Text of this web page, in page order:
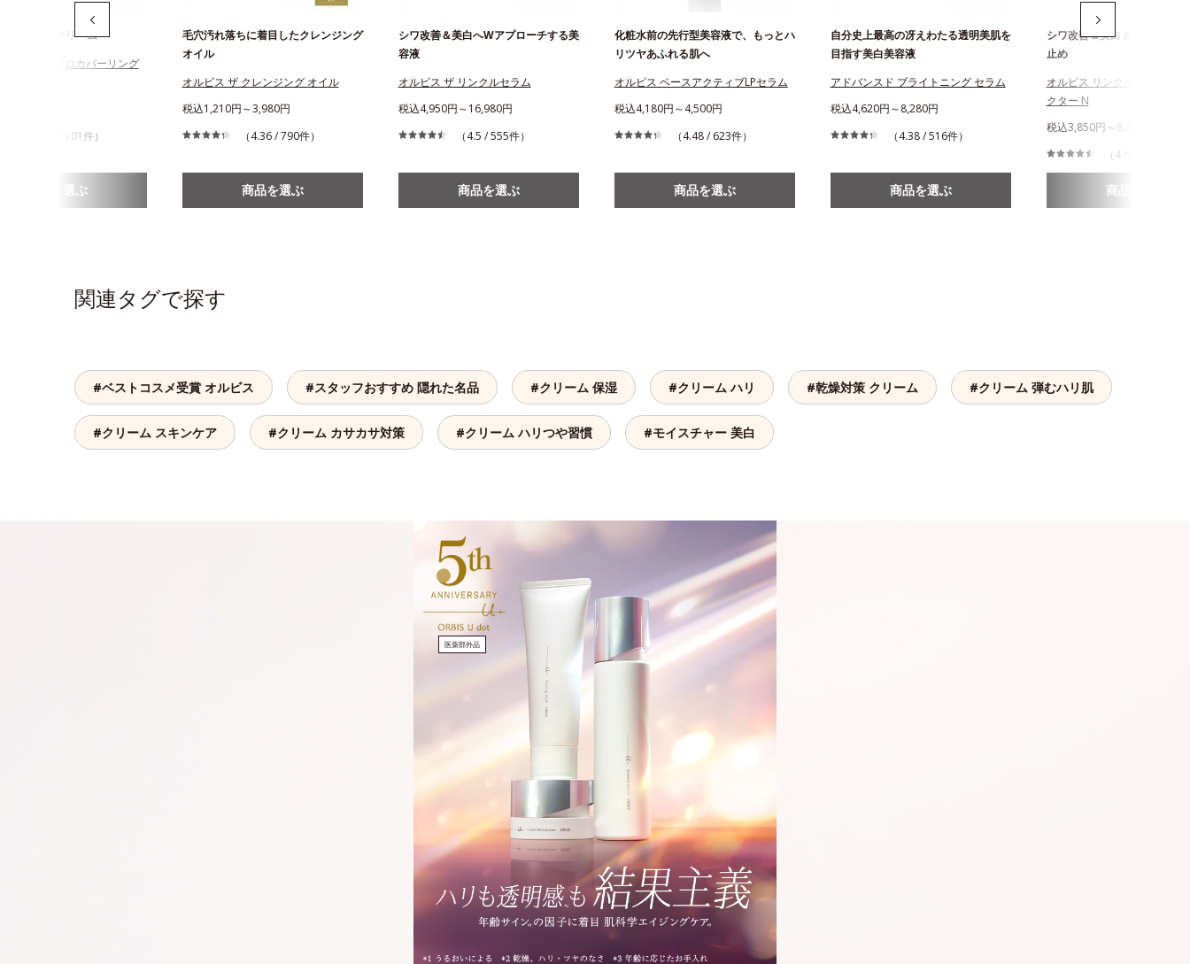
ためのBBクリーム
アンバー プロカバーリング
（3.95 / 101件）
商品を選ぶ
毛穴汚れ落ちに着目したクレンジング
オイル
オルビス ザ クレンジング オイル
税込1,210円～3,980円
（4.36 / 790件）
商品を選ぶ
シワ改善＆美白へWアプローチする美
容液
オルビス ザ リンクルセラム
税込4,950円～16,980円
（4.5 / 555件）
商品を選ぶ
化粧水前の先行型美容液で、もっとハ
リツヤあふれる肌へ
オルビス ベースアクティブLPセラム
税込4,180円～4,500円
（4.48 / 623件）
商品を選ぶ
自分史上最高の冴えわたる透明美肌を
目指す美白美容液
アドバンスド ブライトニング セラム
税込4,620円～8,280円
（4.38 / 516件）
商品を選ぶ
シワ改善＆美白まで叶える薬
止め
オルビス リンクルブライト
クター N
税込3,850円～8,280円
（4.64 / 864件）
商品を選ぶ
関連タグで探す
#ベストコスメ受賞 オルビス #スタッフおすすめ 隠れた名品 #クリーム 保湿 #クリーム ハリ #乾燥対策 クリーム #クリーム 弾むハリ肌
#クリーム スキンケア #クリーム カサカサ対策 #クリーム ハリつや習慣 #モイスチャー 美白
医薬部外品